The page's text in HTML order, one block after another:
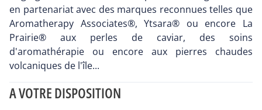
en partenariat avec des marques reconnues telles que
Aromatherapy Associates®, Ytsara® ou encore La
Prairie® aux perles de caviar, des soins
d'aromathérapie ou encore aux pierres chaudes
volcaniques de l'île...
A VOTRE DISPOSITION